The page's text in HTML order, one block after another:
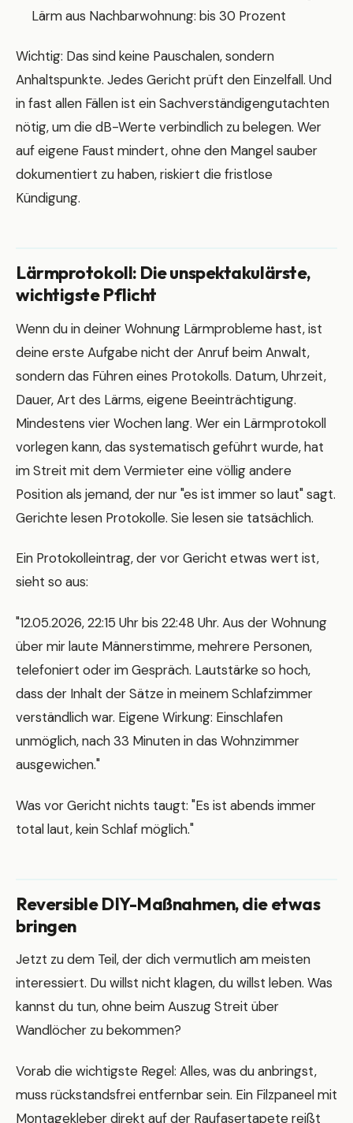
Lärm aus Nachbarwohnung: bis 30 Prozent
Wichtig: Das sind keine Pauschalen, sondern
Anhaltspunkte. Jedes Gericht prüft den Einzelfall. Und
in fast allen Fällen ist ein Sachverständigengutachten
nötig, um die dB-Werte verbindlich zu belegen. Wer
auf eigene Faust mindert, ohne den Mangel sauber
dokumentiert zu haben, riskiert die fristlose
Kündigung.
Lärmprotokoll: Die unspektakulärste,
wichtigste Pflicht
Wenn du in deiner Wohnung Lärmprobleme hast, ist
deine erste Aufgabe nicht der Anruf beim Anwalt,
sondern das Führen eines Protokolls. Datum, Uhrzeit,
Dauer, Art des Lärms, eigene Beeinträchtigung.
Mindestens vier Wochen lang. Wer ein Lärmprotokoll
vorlegen kann, das systematisch geführt wurde, hat
im Streit mit dem Vermieter eine völlig andere
Position als jemand, der nur "es ist immer so laut" sagt.
Gerichte lesen Protokolle. Sie lesen sie tatsächlich.
Ein Protokolleintrag, der vor Gericht etwas wert ist,
sieht so aus:
"12.05.2026, 22:15 Uhr bis 22:48 Uhr. Aus der Wohnung
über mir laute Männerstimme, mehrere Personen,
telefoniert oder im Gespräch. Lautstärke so hoch,
dass der Inhalt der Sätze in meinem Schlafzimmer
verständlich war. Eigene Wirkung: Einschlafen
unmöglich, nach 33 Minuten in das Wohnzimmer
ausgewichen."
Was vor Gericht nichts taugt: "Es ist abends immer
total laut, kein Schlaf möglich."
Reversible DIY-Maßnahmen, die etwas
bringen
Jetzt zu dem Teil, der dich vermutlich am meisten
interessiert. Du willst nicht klagen, du willst leben. Was
kannst du tun, ohne beim Auszug Streit über
Wandlöcher zu bekommen?
Vorab die wichtigste Regel: Alles, was du anbringst,
muss rückstandsfrei entfernbar sein. Ein Filzpaneel mit
Montagekleber direkt auf der Raufasertapete reißt